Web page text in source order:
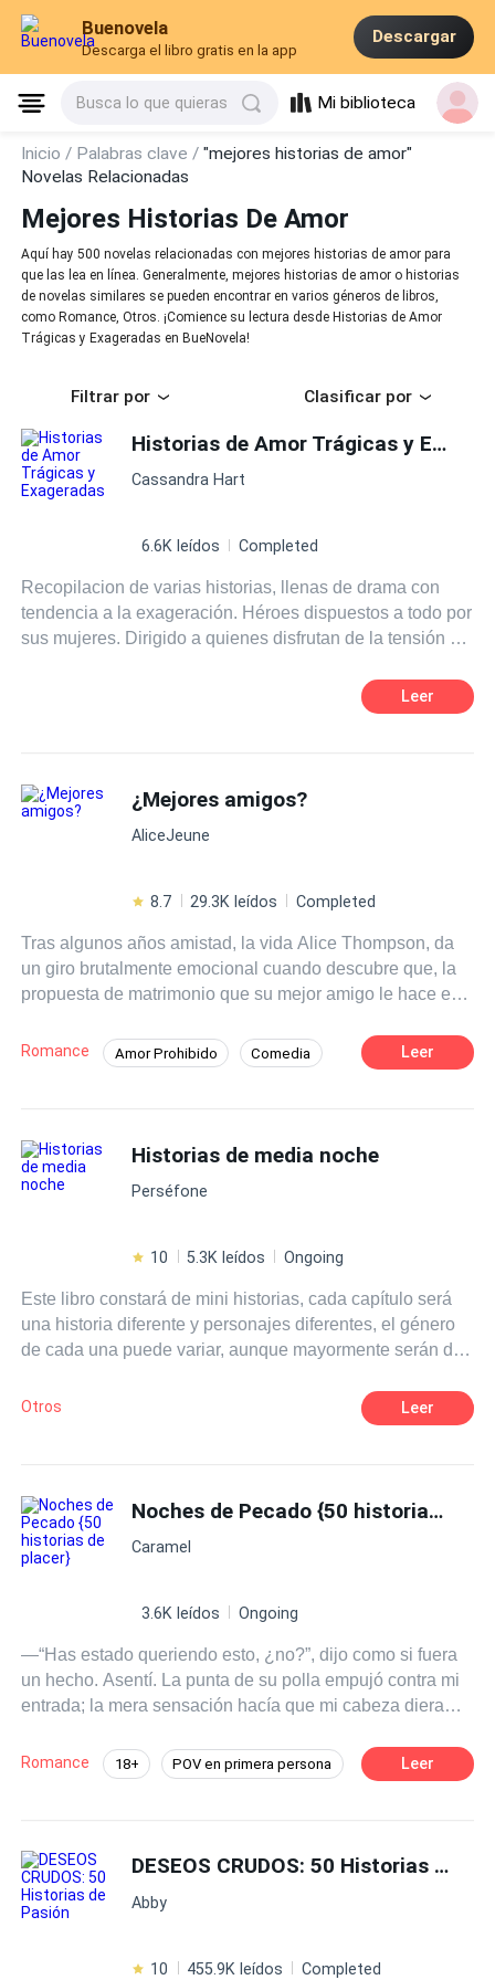
Buenovela
Descarga el libro gratis en la app
Descargar
Busca lo que quieras Mi biblioteca
Inicio / Palabras clave /"mejores historias de amor"
Novelas Relacionadas
Mejores Historias De Amor
Aquí hay 500 novelas relacionadas con mejores historias de amor para
que las lea en línea. Generalmente, mejores historias de amor o historias
de novelas similares se pueden encontrar en varios géneros de libros,
como Romance, Otros. ¡Comience su lectura desde Historias de Amor
Trágicas y Exageradas en BueNovela!
Filtrar por Clasificar por
Historias de Amor Trágicas y Exageradas
Cassandra Hart
6.6K leídos Completed
Recopilacion de varias historias, llenas de drama con
tendencia a la exageración. Héroes dispuestos a todo por
sus mujeres. Dirigido a quienes disfrutan de la tensión y
Leer
¿Mejores amigos?
AliceJeune
8.7 29.3K leídos Completed
Tras algunos años amistad, la vida Alice Thompson, da
un giro brutalmente emocional cuando descubre que, la
propuesta de matrimonio que su mejor amigo le hace es
desencadenará sentimientos que ninguno de ellos pensó
experimentar, esto se convertiría en el juego que, con el
sobrevivir juntas?
Romance Amor Prohibido Comedia
Arrogante Romance oscuro
Leer
Historias de media noche
Perséfone
10 5.3K leídos Ongoing
Este libro constará de mini historias, cada capítulo será
una historia diferente y personajes diferentes, el género
de cada una puede variar, aunque mayormente serán de
Otros Leer
Noches de Pecado {50 historias de placer}
Caramel
3.6K leídos Ongoing
—“Has estado queriendo esto, ¿no?”, dijo como si fuera
un hecho. Asentí. La punta de su polla empujó contra mi
entrada; la mera sensación hacía que mi cabeza diera
cabeza para mirarlo. —“¿Por qué carajos te detuviste?”
—prácticamente grité. —“Ruégalo como una buena
con tu deliciosa polla. Por favor, lléname” —gemí. --- Esta
es una colección de historias eróticas escritas para
hacerte estremecer de expectativa, gotear pensamientos
Romance 18+ POV en primera persona
Erótico Gay por ti
Leer
DESEOS CRUDOS: 50 Historias de Pasión
Abby
10 455.9K leídos Completed